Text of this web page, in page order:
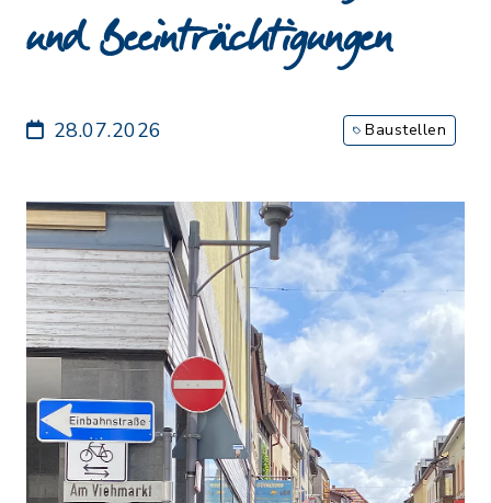
und Beeinträchtigungen
28.07.2026 Baustellen